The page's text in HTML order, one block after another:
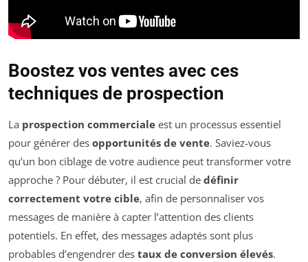
Boostez vos ventes avec ces
techniques de prospection
La prospection commerciale est un processus essentiel
pour générer des opportunités de vente. Saviez-vous
qu’un bon ciblage de votre audience peut transformer votre
approche ? Pour débuter, il est crucial de définir
correctement votre cible, afin de personnaliser vos
messages de manière à capter l’attention des clients
potentiels. En effet, des messages adaptés sont plus
probables d’engendrer des taux de conversion élevés.